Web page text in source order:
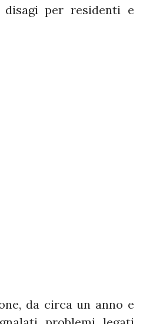
disagi per residenti e
da circa un anno e